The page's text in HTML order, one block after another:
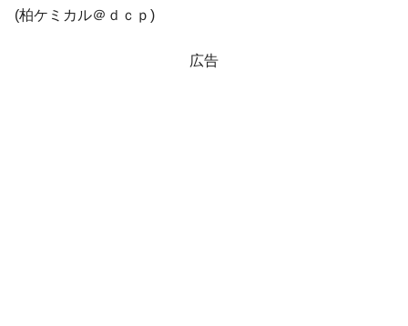
発動！
IT産業は人を雇用する効果は低い。全産業の
(柏ケミカル＠ｄｃｐ)
広告